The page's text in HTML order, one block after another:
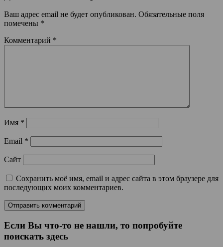
Ваш адрес email не будет опубликован. Обязательные поля
помечены *
Комментарий *
Имя *
Email *
Сайт
Сохранить моё имя, email и адрес сайта в этом браузере для
последующих моих комментариев.
Если Вы что-то не нашли, то попробуйте
поискать здесь